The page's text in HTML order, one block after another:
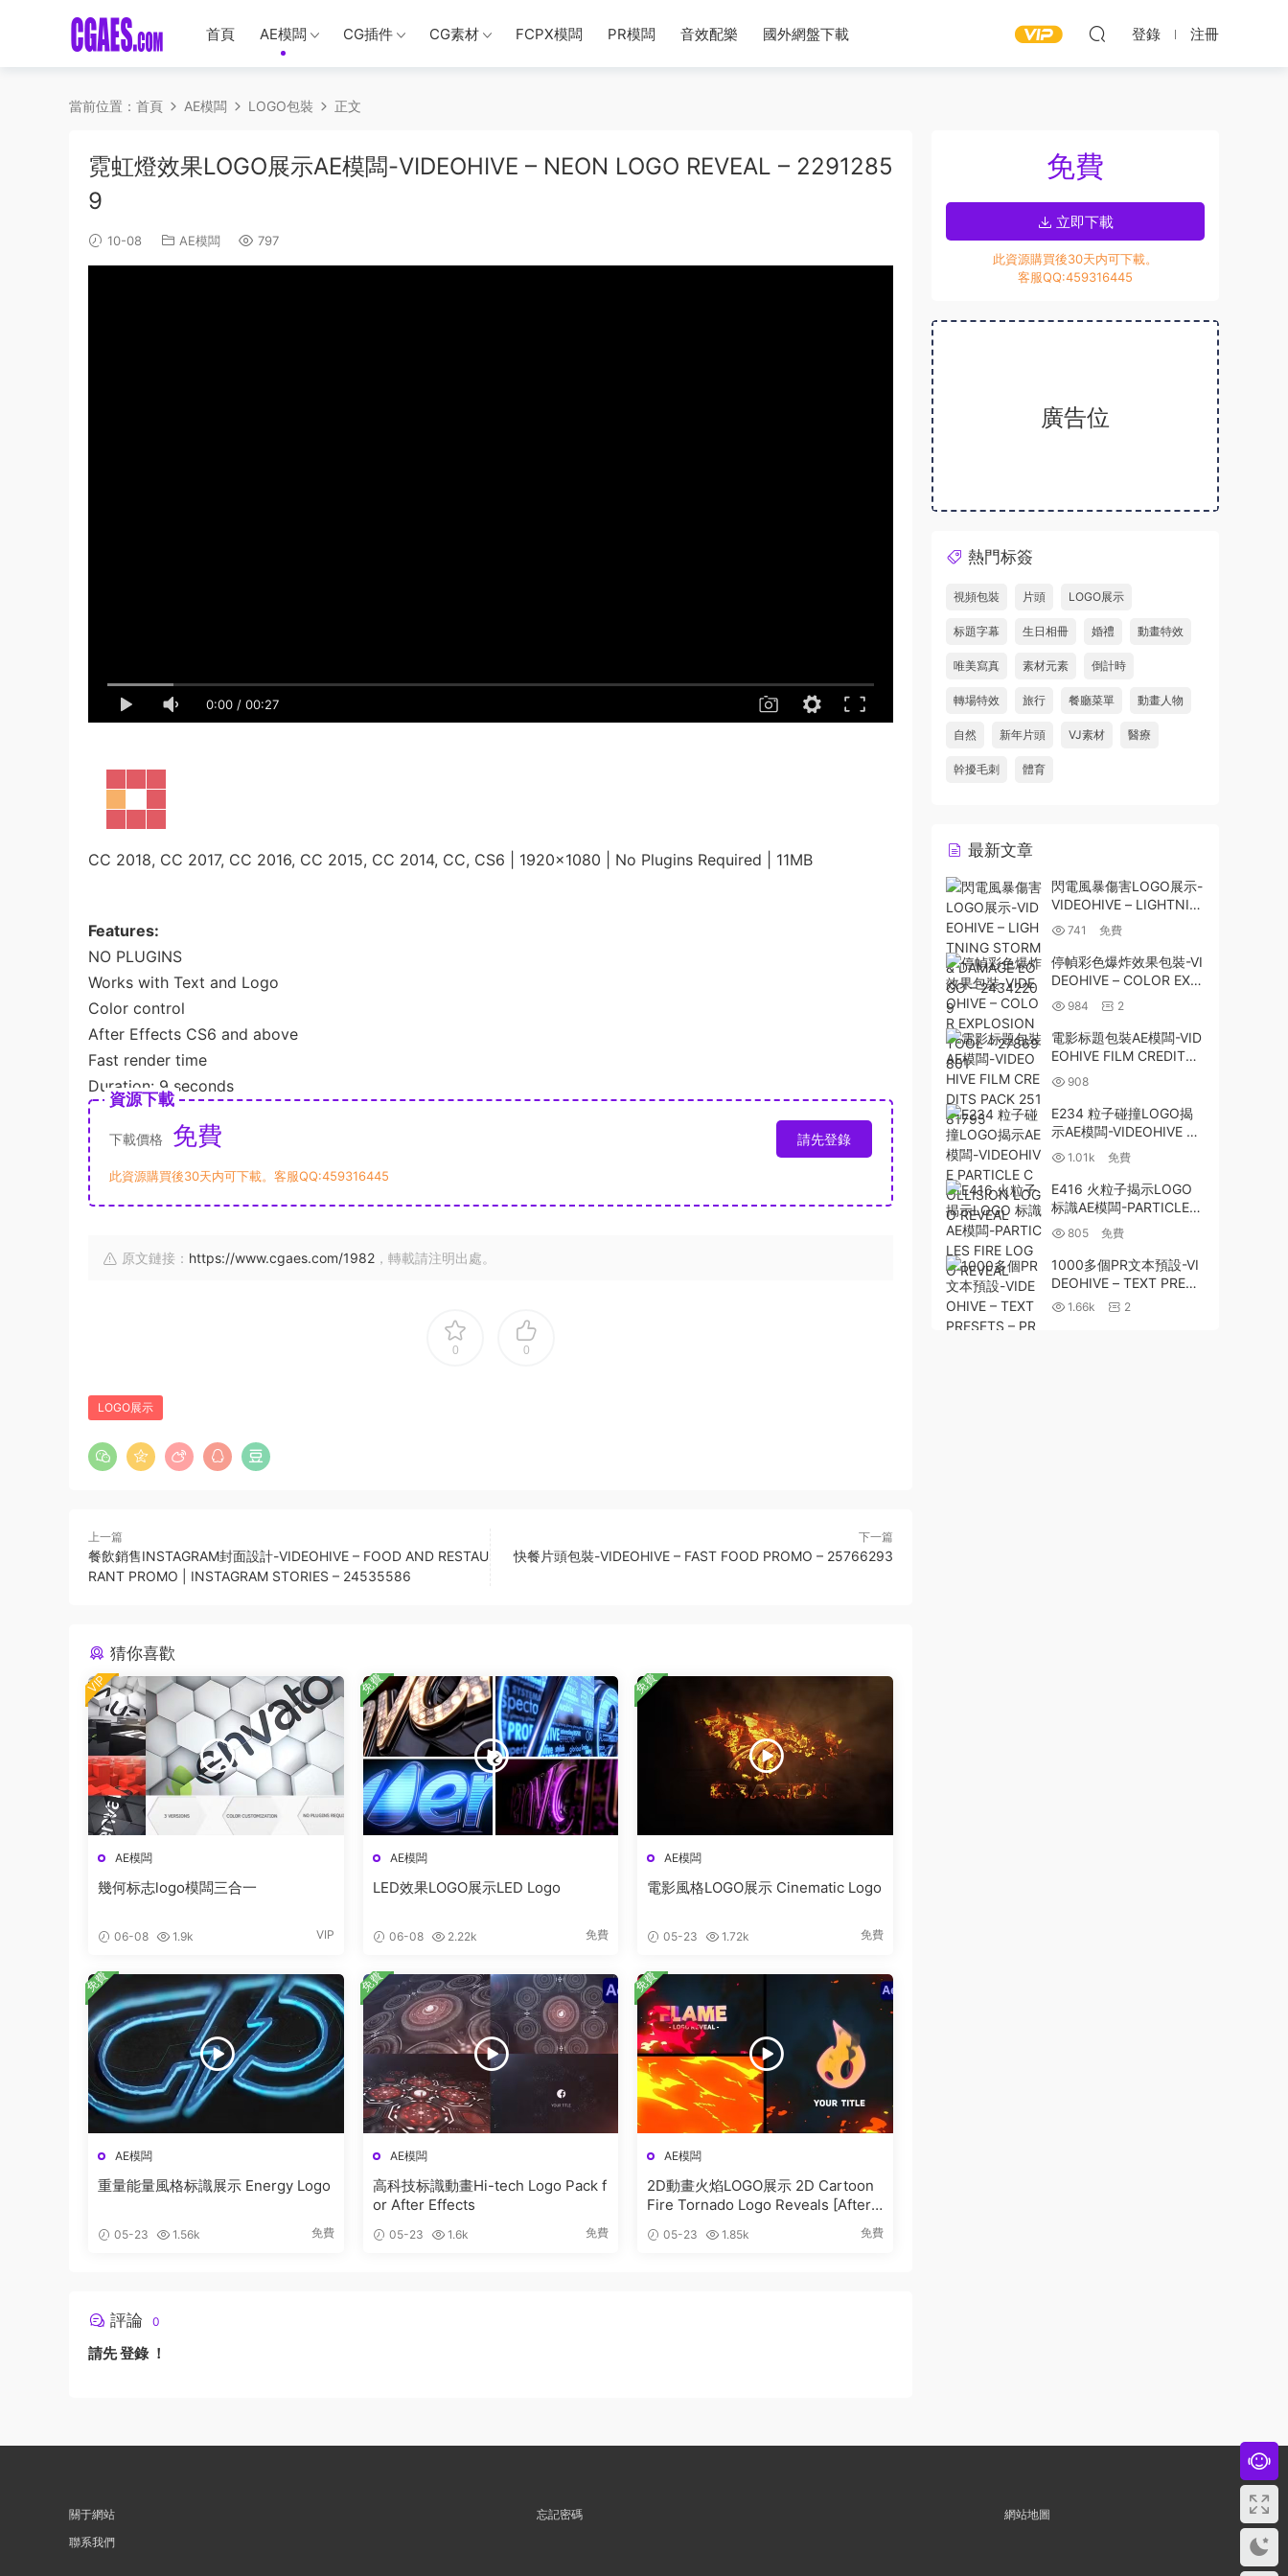
首頁 AE模闆 CG插件 CG素材 FCPX模闆 PR模闆 音效配樂 國外網盤下載 登錄 注冊
當前位置： 首頁 AE模闆 LOGO包裝 正文
霓虹燈效果LOGO展示AE模闆-VIDEOHIVE – NEON LOGO REVEAL – 2291285
9
10-08 AE模闆 797
0:00 / 00:27
CC 2018, CC 2017, CC 2016, CC 2015, CC 2014, CC, CS6 | 1920×1080 | No Plugins Required | 11MB
Features:
NO PLUGINS
Works with Text and Logo
Color control
After Effects CS6 and above
Fast render time
Duration: 9 seconds
資源下載
下載價格 免費 請先登錄
此資源購買後30天内可下載。客服QQ:459316445
原文鏈接： https://www.cgaes.com/1982 ，轉載請注明出處。
0 0
LOGO展示
上一篇
餐飲銷售INSTAGRAM封面設計-VIDEOHIVE – FOOD AND RESTAU
RANT PROMO | INSTAGRAM STORIES – 24535586
下一篇
快餐片頭包裝-VIDEOHIVE – FAST FOOD PROMO – 25766293
猜你喜歡
AE模闆
幾何标志logo模闆三合一
06-08 1.9k VIP
VIP
AE模闆
LED效果LOGO展示LED Logo
06-08 2.22k 免費
免費
AE模闆
電影風格LOGO展示 Cinematic Logo
05-23 1.72k 免費
免費
AE模闆
重量能量風格标識展示 Energy Logo
05-23 1.56k 免費
免費
AE模闆
高科技标識動畫Hi-tech Logo Pack f
or After Effects
05-23 1.6k 免費
免費
AE模闆
2D動畫火焰LOGO展示 2D Cartoon
Fire Tornado Logo Reveals [After
05-23 1.85k 免費
免費
評論 0
請先登錄！
免費
立即下載
此資源購買後30天内可下載。
客服QQ:459316445
廣告位
熱門标簽
視頻包裝 片頭 LOGO展示
标題字幕 生日相冊 婚禮 動畫特效
唯美寫真 素材元素 倒計時
轉場特效 旅行 餐廳菜單 動畫人物
自然 新年片頭 VJ素材 醫療
幹擾毛刺 體育
最新文章
閃電風暴傷害LOGO展示-
VIDEOHIVE – LIGHTNIN
G STORM & DAMAGE L
OGO – 24342209
741 免費
停幀彩色爆炸效果包裝-VI
DEOHIVE – COLOR EXP
LOSION TOOL – 27869
801
984 2
電影标題包裝AE模闆-VID
EOHIVE FILM CREDITS
PACK 25181795
908
E234 粒子碰撞LOGO揭
示AE模闆-VIDEOHIVE PA
RTICLE COLLISION LO
GO REVEAL
1.01k 免費
E416 火粒子揭示LOGO
标識AE模闆-PARTICLES
FIRE LOGO REVEAL
805 免費
1000多個PR文本預設-VI
DEOHIVE – TEXT PRESE
TS – PREMIERE STUDIO
1.66k 2
關于網站
聯系我們
忘記密碼 網站地圖